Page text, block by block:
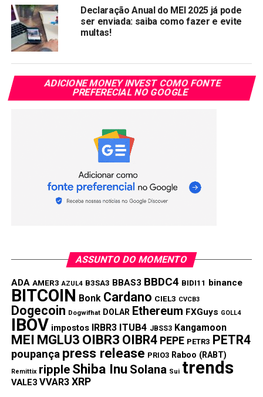
Compartilhar:
Copy
Link
WhatsApp
TwitterFacebook
Rendimento da poupança hoje – 16/08/2021
Declaração Anual do MEI 2025 já pode
ser enviada: saiba como fazer e evite
multas!
ADICIONE MONEY INVEST COMO FONTE
PREFERECIAL NO GOOGLE
ASSUNTO DO MOMENTO
ADA AMER3 AZUL4 B3SA3 BBAS3 BBDC4 BIDI11 binance
BITCOIN Bonk Cardano CIEL3 CVCB3
Dogecoin Dogwifhat DOLAR Ethereum FXGuys GOLL4
IBOV impostos IRBR3 ITUB4 JBSS3 Kangamoon
MEI MGLU3 OIBR3 OIBR4 PEPE PETR3 PETR4
poupança press release PRIO3 Raboo (RABT)
Remittix ripple Shiba Inu Solana Sui trends
VALE3 VVAR3 XRP